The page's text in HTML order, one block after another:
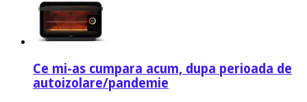
Ce mi-as cumpara acum, dupa perioada de
autoizolare/pandemie